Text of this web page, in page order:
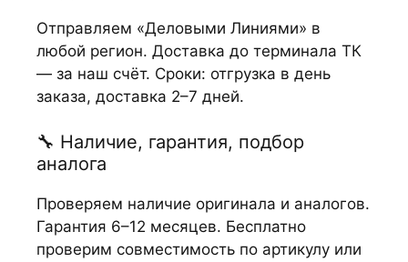
Отправляем «Деловыми Линиями» в
любой регион. Доставка до терминала ТК
— за наш счёт. Сроки: отгрузка в день
заказа, доставка 2–7 дней.
🔧 Наличие, гарантия, подбор
аналога
Проверяем наличие оригинала и аналогов.
Гарантия 6–12 месяцев. Бесплатно
проверим совместимость по артикулу или